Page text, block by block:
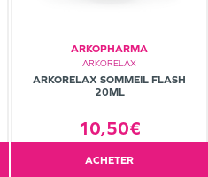
ARKOPHARMA
ARKORELAX
ARKORELAX SOMMEIL FLASH
20ML
10,50€
ACHETER